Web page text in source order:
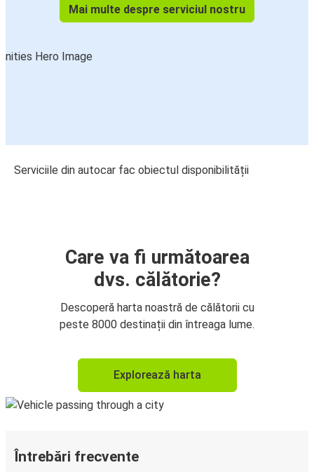
Mai multe despre serviciul nostru
Serviciile din autocar fac obiectul disponibilității
Care va fi următoarea
dvs. călătorie?
Descoperă harta noastră de călătorii cu
peste 8000 destinații din întreaga lume.
Explorează harta
Întrebări frecvente